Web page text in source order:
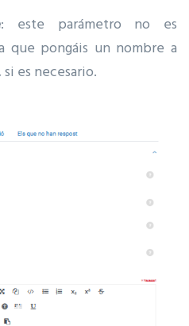
: este parámetro no es
que pongáis un nombre a
es necesario.